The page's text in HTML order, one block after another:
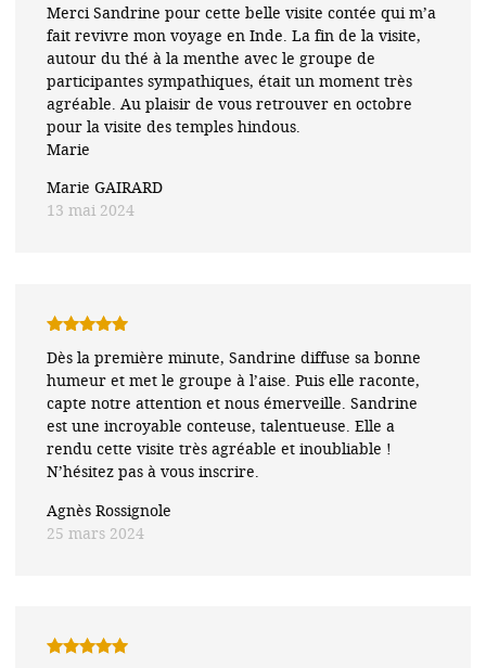
5
Marie GAIRARD
13 mai 2024
Merci Sandrine pour cette belle visite contée qui m’a
fait revivre mon voyage en Inde. La fin de la visite,
autour du thé à la menthe avec le groupe de
participantes sympathiques, était un moment très
agréable. Au plaisir de vous retrouver en octobre
pour la visite des temples hindous.
Marie
5
Agnès Rossignole
25 mars 2024
Dès la première minute, Sandrine diffuse sa bonne
humeur et met le groupe à l’aise. Puis elle raconte,
capte notre attention et nous émerveille. Sandrine
est une incroyable conteuse, talentueuse. Elle a
rendu cette visite très agréable et inoubliable !
N’hésitez pas à vous inscrire.